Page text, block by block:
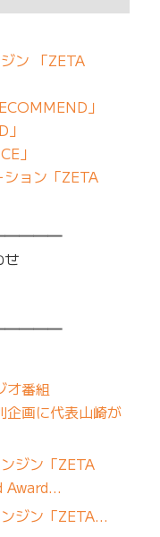
ン 「ZETA
」
」
ョン「ZETA
せ
オ番組
企画に代表山崎が
ジン「ZETA
Award…
ジン「ZETA…